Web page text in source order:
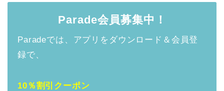
Parade会員募集中！
Paradeでは、アプリをダウンロード＆会員登
録で、
10％割引クーポン